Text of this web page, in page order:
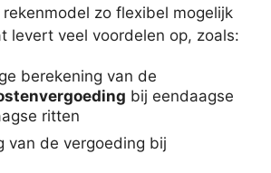
zo flexibel mogelijk
levert veel voordelen op, zoals:
berekening van de
bij eendaagse
ritten
van de vergoeding bij